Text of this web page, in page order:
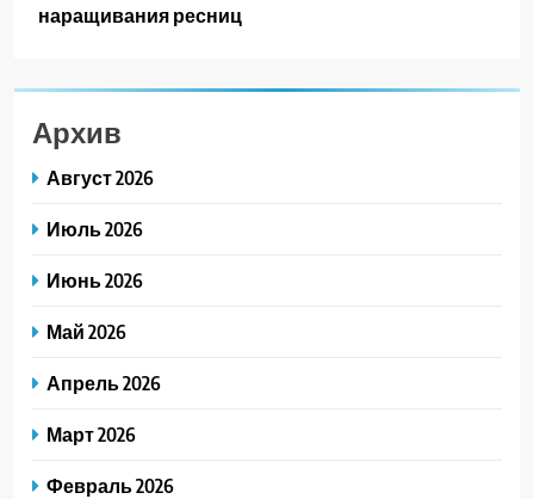
наращивания ресниц
Архив
Август 2026
Июль 2026
Июнь 2026
Май 2026
Апрель 2026
Март 2026
Февраль 2026